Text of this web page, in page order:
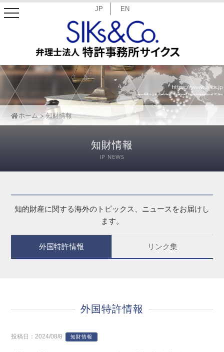
JP EN
toggle
ホーム 知財情報
知財情報
IP NEWS
知的財産に関する海外のトピックス、ニュースをお届けし
ます。
外国特許情報 リンク集
外国特許情報
投稿日：2024/08/8 知財情報